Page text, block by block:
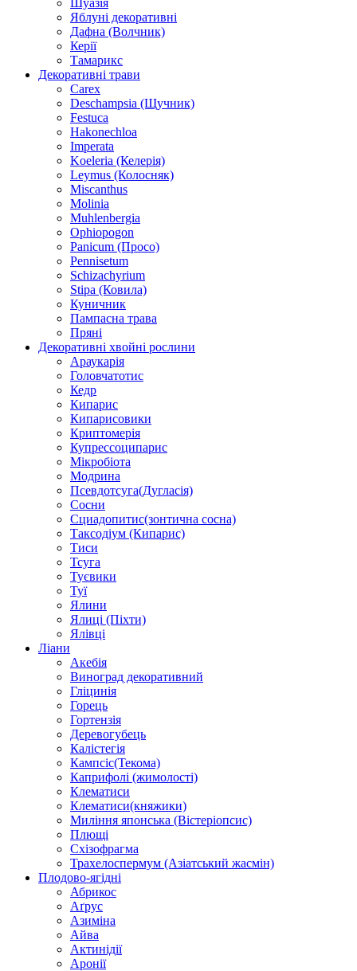
Шуазія
Яблуні декоративні
Дафна (Волчник)
Керії
Тамарикс
Декоративні трави
Carex
Deschampsia (Щучник)
Festuca
Hakonechloa
Imperata
Koeleria (Келерія)
Leymus (Колосняк)
Miscanthus
Molinia
Muhlenbergia
Ophiopogon
Panicum (Просо)
Pennisetum
Schizachyrium
Stipa (Ковила)
Куничник
Пампасна трава
Пряні
Декоративні хвойні рослини
Араукарія
Головчатотис
Кедр
Кипарис
Кипарисовики
Криптомерія
Купрессоципарис
Мікробіота
Модрина
Псевдотсуга(Дугласія)
Сосни
Сциадопитис(зонтична сосна)
Таксодіум (Кипарис)
Тиси
Тсуга
Туєвики
Туї
Ялини
Ялиці (Піхти)
Ялівці
Ліани
Акебія
Виноград декоративний
Гліцинія
Горець
Гортензія
Деревогубець
Калістегія
Кампсіс(Текома)
Каприфолі (жимолості)
Клематиси
Клематиси(княжики)
Миління японська (Вістеріопсис)
Плющі
Схізофрагма
Трахелоспермум (Азіатський жасмін)
Плодово-ягідні
Абрикос
Аґрус
Азиміна
Айва
Актинідії
Аронії